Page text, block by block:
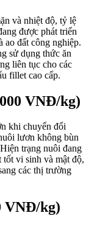
và nhiệt độ, tỷ lệ
được phát triển
ao đất công nghiệp.
sử dụng thức ăn
liên tục cho các
fillet cao cấp.
VNĐ/kg)
khi chuyển đổi
lươn không bùn
trạng nuôi đang
vi sinh và mật độ,
các thị trường
VNĐ/kg)